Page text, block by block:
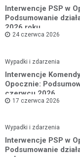
Interwencje PSP w
Podsumowanie
2026 roku
24 czerwca 2026
Wypadki i zdarzenia
Interwencje
Opocznie:
czerwcu 2026
17 czerwca 2026
Wypadki i zdarzenia
Interwencje PSP w
Podsumowanie